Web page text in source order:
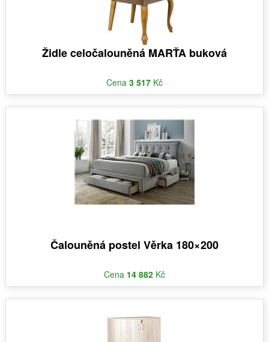
Židle celočalouněná MARŤA buková
Cena 3 517 Kč
Čalouněná postel Věrka 180×200
Cena 14 882 Kč